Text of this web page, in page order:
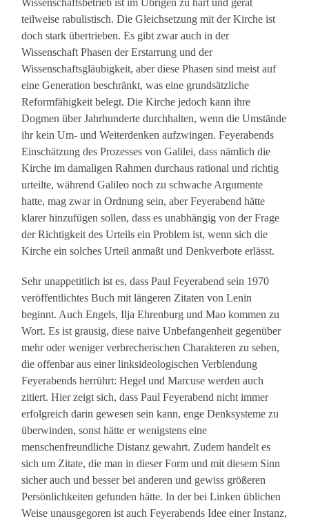
Wissenschaftsbetrieb ist im Übrigen zu hart und gerät
teilweise rabulistisch. Die Gleichsetzung mit der Kirche ist
doch stark übertrieben. Es gibt zwar auch in der
Wissenschaft Phasen der Erstarrung und der
Wissenschaftsgläubigkeit, aber diese Phasen sind meist auf
eine Generation beschränkt, was eine grundsätzliche
Reformfähigkeit belegt. Die Kirche jedoch kann ihre
Dogmen über Jahrhunderte durchhalten, wenn die Umstände
ihr kein Um- und Weiterdenken aufzwingen. Feyerabends
Einschätzung des Prozesses von Galilei, dass nämlich die
Kirche im damaligen Rahmen durchaus rational und richtig
urteilte, während Galileo noch zu schwache Argumente
hatte, mag zwar in Ordnung sein, aber Feyerabend hätte
klarer hinzufügen sollen, dass es unabhängig von der Frage
der Richtigkeit des Urteils ein Problem ist, wenn sich die
Kirche ein solches Urteil anmaßt und Denkverbote erlässt.
Sehr unappetitlich ist es, dass Paul Feyerabend sein 1970
veröffentlichtes Buch mit längeren Zitaten von Lenin
beginnt. Auch Engels, Ilja Ehrenburg und Mao kommen zu
Wort. Es ist grausig, diese naive Unbefangenheit gegenüber
mehr oder weniger verbrecherischen Charakteren zu sehen,
die offenbar aus einer linksideologischen Verblendung
Feyerabends herrührt: Hegel und Marcuse werden auch
zitiert. Hier zeigt sich, dass Paul Feyerabend nicht immer
erfolgreich darin gewesen sein kann, enge Denksysteme zu
überwinden, sonst hätte er wenigstens eine
menschenfreundliche Distanz gewahrt. Zudem handelt es
sich um Zitate, die man in dieser Form und mit diesem Sinn
sicher auch und besser bei anderen und gewiss größeren
Persönlichkeiten gefunden hätte. In der bei Linken üblichen
Weise unausgegoren ist auch Feyerabends Idee einer Instanz,